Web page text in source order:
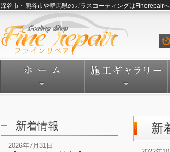
深谷市・熊谷市や群馬県のガラスコーティングはFinerepairへ
新着情報
2026年7月31日
新